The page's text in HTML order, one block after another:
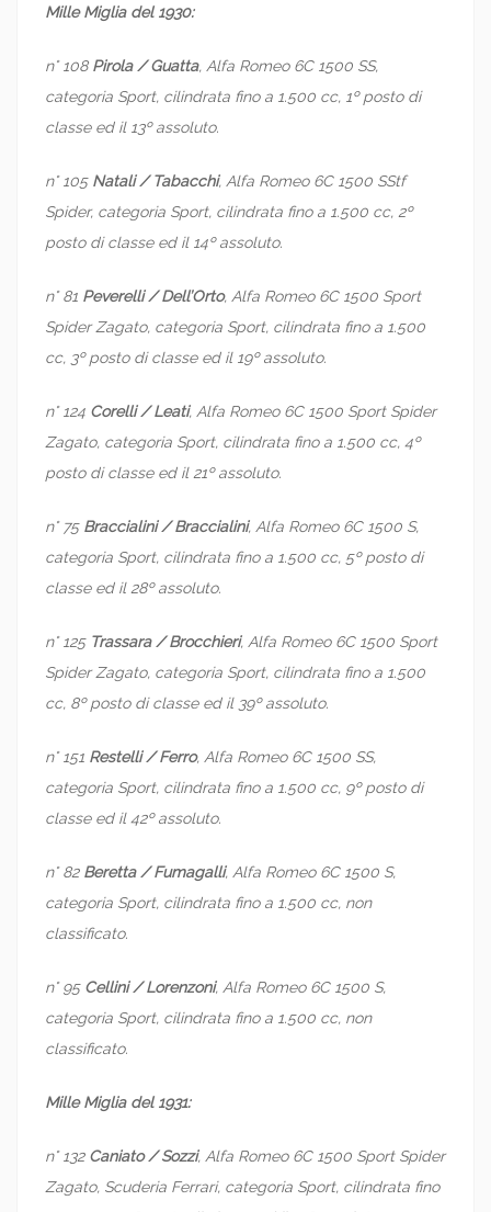
Mille Miglia del 1930:
n° 108 Pirola / Guatta, Alfa Romeo 6C 1500 SS,
categoria Sport, cilindrata fino a 1.500 cc, 1º posto di
classe ed il 13º assoluto.
n° 105 Natali / Tabacchi, Alfa Romeo 6C 1500 SStf
Spider, categoria Sport, cilindrata fino a 1.500 cc, 2º
posto di classe ed il 14º assoluto.
n° 81 Peverelli / Dell’Orto, Alfa Romeo 6C 1500 Sport
Spider Zagato, categoria Sport, cilindrata fino a 1.500
cc, 3º posto di classe ed il 19º assoluto.
n° 124 Corelli / Leati, Alfa Romeo 6C 1500 Sport Spider
Zagato, categoria Sport, cilindrata fino a 1.500 cc, 4º
posto di classe ed il 21º assoluto.
n° 75 Braccialini / Braccialini, Alfa Romeo 6C 1500 S,
categoria Sport, cilindrata fino a 1.500 cc, 5º posto di
classe ed il 28º assoluto.
n° 125 Trassara / Brocchieri, Alfa Romeo 6C 1500 Sport
Spider Zagato, categoria Sport, cilindrata fino a 1.500
cc, 8º posto di classe ed il 39º assoluto.
n° 151 Restelli / Ferro, Alfa Romeo 6C 1500 SS,
categoria Sport, cilindrata fino a 1.500 cc, 9º posto di
classe ed il 42º assoluto.
n° 82 Beretta / Fumagalli, Alfa Romeo 6C 1500 S,
categoria Sport, cilindrata fino a 1.500 cc, non
classificato.
n° 95 Cellini / Lorenzoni, Alfa Romeo 6C 1500 S,
categoria Sport, cilindrata fino a 1.500 cc, non
classificato.
Mille Miglia del 1931:
n° 132 Caniato / Sozzi, Alfa Romeo 6C 1500 Sport Spider
Zagato, Scuderia Ferrari, categoria Sport, cilindrata fino